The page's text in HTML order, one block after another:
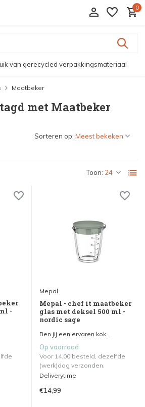
0
van gerecycled verpakkingsmateriaal
Maatbeker
met Maatbeker
Toon:
Sorteren op:
-
Mepal
Mepal - chef it maatbeker
glas met deksel 500 ml -
nordic sage
Ben jij een ervaren kok...
Op voorraad
Voor 14.00 besteld, dezelfde
(werk)dag verzonden.
Deliverytime
€14,99